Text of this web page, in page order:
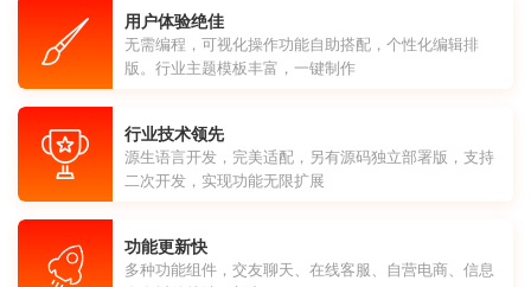
用户体验绝佳
无需编程，可视化操作功能自助搭配，个性化编辑排
版。行业主题模板丰富，一键制作
行业技术领先
源生语言开发，完美适配，另有源码独立部署版，支持
二次开发，实现功能无限扩展
功能更新快
多种功能组件，交友聊天、在线客服、自营电商、信息